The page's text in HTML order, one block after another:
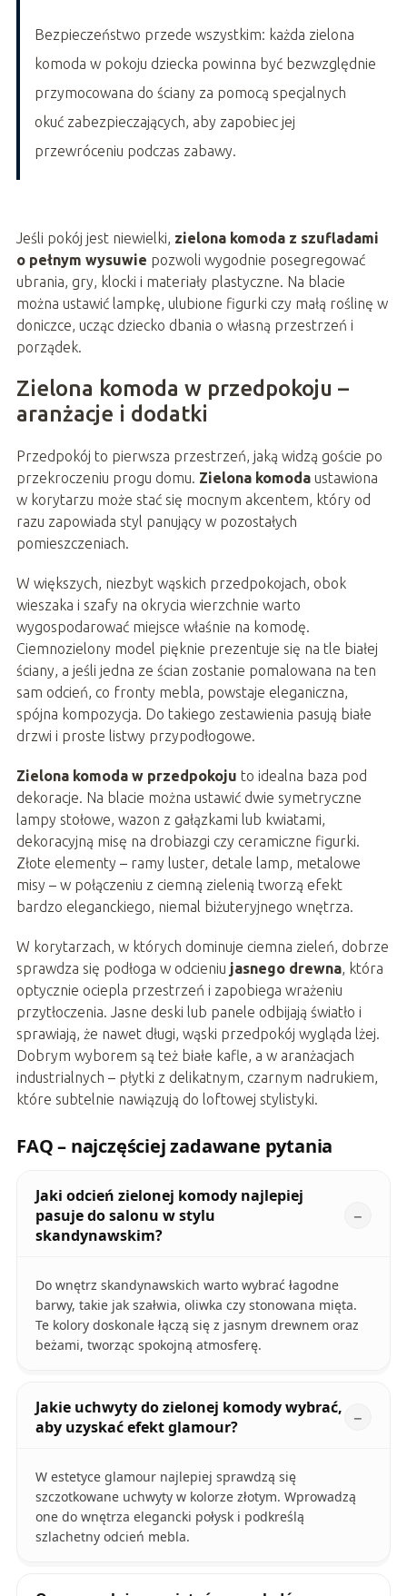
Bezpieczeństwo przede wszystkim: każda zielona
komoda w pokoju dziecka powinna być bezwzględnie
przymocowana do ściany za pomocą specjalnych
okuć zabezpieczających, aby zapobiec jej
przewróceniu podczas zabawy.
Jeśli pokój jest niewielki, zielona komoda z szufladami
o pełnym wysuwie pozwoli wygodnie posegregować
ubrania, gry, klocki i materiały plastyczne. Na blacie
można ustawić lampkę, ulubione figurki czy małą roślinę w
doniczce, ucząc dziecko dbania o własną przestrzeń i
porządek.
Zielona komoda w przedpokoju –
aranżacje i dodatki
Przedpokój to pierwsza przestrzeń, jaką widzą goście po
przekroczeniu progu domu. Zielona komodaustawiona
w korytarzu może stać się mocnym akcentem, który od
razu zapowiada styl panujący w pozostałych
pomieszczeniach.
W większych, niezbyt wąskich przedpokojach, obok
wieszaka i szafy na okrycia wierzchnie warto
wygospodarować miejsce właśnie na komodę.
Ciemnozielony model pięknie prezentuje się na tle białej
ściany, a jeśli jedna ze ścian zostanie pomalowana na ten
sam odcień, co fronty mebla, powstaje eleganiczna,
spójna kompozycja. Do takiego zestawienia pasują białe
drzwi i proste listwy przypodłogowe.
Zielona komoda w przedpokoju to idealna baza pod
dekoracje. Na blacie można ustawić dwie symetryczne
lampy stołowe, wazon z gałązkami lub kwiatami,
dekoracyjną misę na drobiazgi czy ceramiczne figurki.
Złote elementy – ramy luster, detale lamp, metalowe
misy – w połączeniu z ciemną zielenią tworzą efekt
bardzo eleganckiego, niemal biżuteryjnego wnętrza.
W korytarzach, w których dominuje ciemna zieleń, dobrze
sprawdza się podłoga w odcieniu jasnego drewna, która
optycznie ociepla przestrzeń i zapobiega wrażeniu
przytłoczenia. Jasne deski lub panele odbijają światło i
sprawiają, że nawet długi, wąski przedpokój wygląda lżej.
Dobrym wyborem są też białe kafle, a w aranżacjach
industrialnych – płytki z delikatnym, czarnym nadrukiem,
które subtelnie nawiązują do loftowej stylistyki.
FAQ – najczęściej zadawane pytania
Jaki odcień zielonej komody najlepiej
pasuje do salonu w stylu
skandynawskim?
Do wnętrz skandynawskich warto wybrać łagodne
barwy, takie jak szałwia, oliwka czy stonowana mięta.
Te kolory doskonale łączą się z jasnym drewnem oraz
beżami, tworząc spokojną atmosferę.
Jakie uchwyty do zielonej komody wybrać,
aby uzyskać efekt glamour?
W estetyce glamour najlepiej sprawdzą się
szczotkowane uchwyty w kolorze złotym. Wprowadzą
one do wnętrza elegancki połysk i podkreślą
szlachetny odcień mebla.